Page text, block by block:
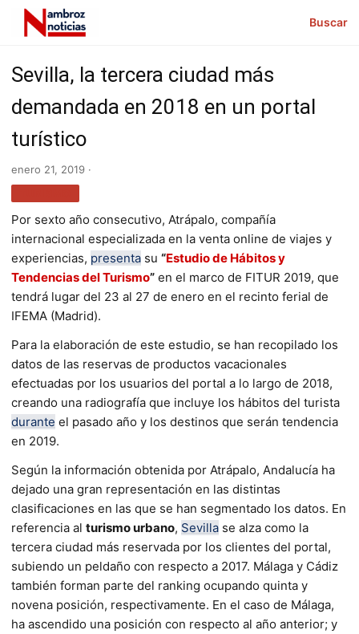
Buscar
Sevilla, la tercera ciudad más
demandada en 2018 en un portal
turístico
enero 21, 2019 ·
Por sexto año consecutivo, Atrápalo, compañía
internacional especializada en la venta online de viajes y
experiencias, presenta su “Estudio de Hábitos y
Tendencias del Turismo” en el marco de FITUR 2019, que
tendrá lugar del 23 al 27 de enero en el recinto ferial de
IFEMA (Madrid).
Para la elaboración de este estudio, se han recopilado los
datos de las reservas de productos vacacionales
efectuadas por los usuarios del portal a lo largo de 2018,
creando una radiografía que incluye los hábitos del turista
durante el pasado año y los destinos que serán tendencia
en 2019.
Según la información obtenida por Atrápalo, Andalucía ha
dejado una gran representación en las distintas
clasificaciones en las que se han segmentado los datos. En
referencia al turismo urbano, Sevilla se alza como la
tercera ciudad más reservada por los clientes del portal,
subiendo un peldaño con respecto a 2017. Málaga y Cádiz
también forman parte del ranking ocupando quinta y
novena posición, respectivamente. En el caso de Málaga,
ha ascendido una posición con respecto al año anterior; y